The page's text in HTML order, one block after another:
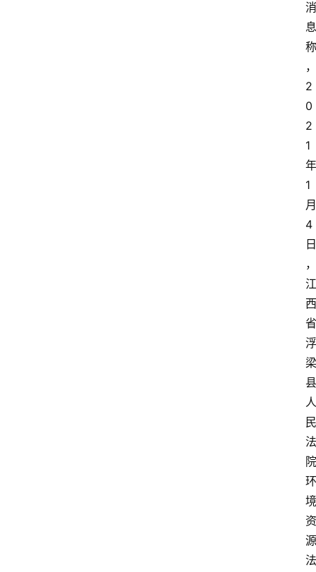
消
息
称
，
2
0
2
1
年
1
月
4
日
，
江
西
省
浮
梁
县
人
民
法
院
环
境
资
源
法